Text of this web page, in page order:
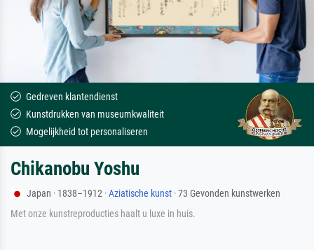
Gedreven klantendienst
Kunstdrukken van museumkwaliteit
Mogelijkheid tot personaliseren
Chikanobu Yoshu
Japan · 1838–1912 ·Aziatische kunst · 73 Gevonden kunstwerken
Met onze kunstreproducties haalt u luxe in huis.